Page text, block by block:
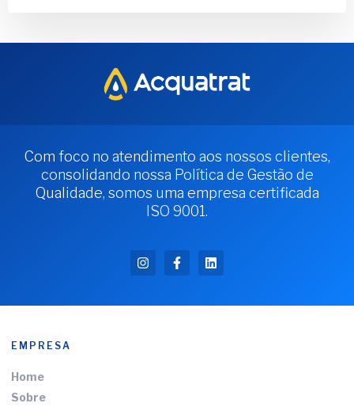
Com foco no atendimento aos nossos clientes,
consolidando nossa Política de Gestão de
Qualidade, somos uma empresa certificada
ISO 9001.
EMPRESA
Home
Sobre